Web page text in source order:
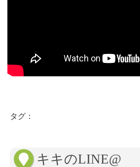
タグ：
キキのLINE@